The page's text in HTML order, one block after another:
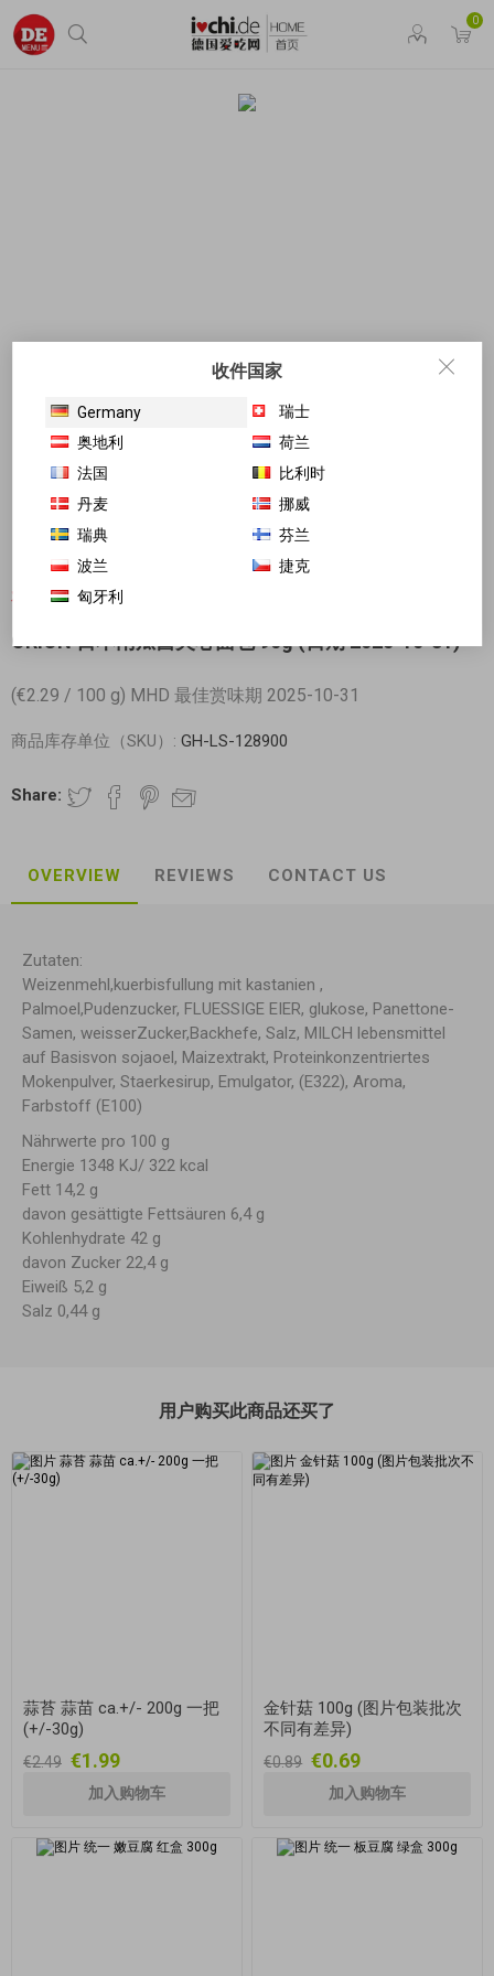
0
对不起-这个产品已经不再提供
ORION 日本南瓜酱夹心面包 90g (日期 2025-10-31)
(€2.29 / 100 g) MHD 最佳赏味期 2025-10-31
商品库存单位（SKU）: GH-LS-128900
Share:
OVERVIEW REVIEWS CONTACT US
Zutaten:
Weizenmehl,kuerbisfullung mit kastanien ,
Palmoel,Pudenzucker, FLUESSIGE EIER, glukose, Panettone-
Samen, weisserZucker,Backhefe, Salz, MILCH lebensmittel
auf Basisvon sojaoel, Maizextrakt, Proteinkonzentriertes
Mokenpulver, Staerkesirup, Emulgator, (E322), Aroma,
Farbstoff (E100)
Nährwerte pro 100 g
Energie 1348 KJ/ 322 kcal
Fett 14,2 g
davon gesättigte Fettsäuren 6,4 g
Kohlenhydrate 42 g
davon Zucker 22,4 g
Eiweiß 5,2 g
Salz 0,44 g
用户购买此商品还买了
蒜苔 蒜苗 ca.+/- 200g 一把
(+/-30g)
€2.49 €1.99
金针菇 100g (图片包装批次
不同有差异)
€0.89 €0.69
收件国家
Germany
瑞士
奥地利
荷兰
法国
比利时
丹麦
挪威
瑞典
芬兰
波兰
捷克
匈牙利